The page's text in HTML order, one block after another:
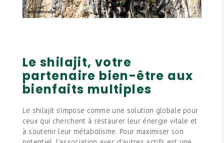
Le shilajit, votre
partenaire bien-être aux
bienfaits multiples
Le shilajit s'impose comme une solution globale pour
ceux qui cherchent à restaurer leur énergie vitale et
à soutenir leur métabolisme. Pour maximiser son